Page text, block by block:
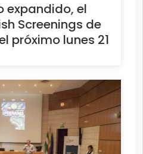
expandido, el
Screenings de
próximo lunes 21